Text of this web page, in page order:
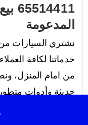
المدعومة
نشتري السيارات
خدماتنا لكافة
من امام المنزل،
حديثة وأدوات
ومعاينتها قبل